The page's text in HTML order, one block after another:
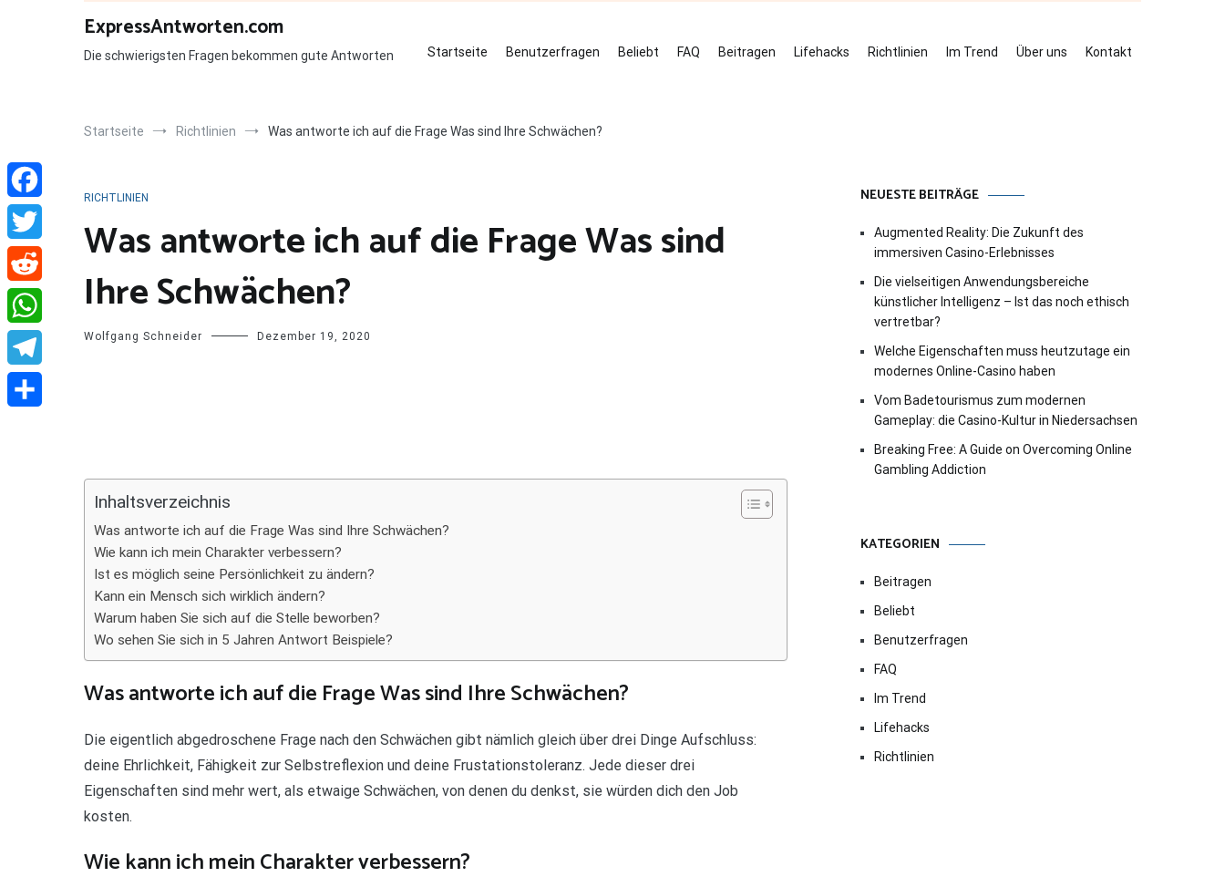
ExpressAntworten.com
Die schwierigsten Fragen bekommen gute Antworten Startseite Benutzerfragen Beliebt FAQ Beitragen Lifehacks Richtlinien Im Trend Über uns Kontakt
Startseite Richtlinien Was antworte ich auf die Frage Was sind Ihre Schwächen?
RICHTLINIEN
Was antworte ich auf die Frage Was sind
Ihre Schwächen?
Wolfgang Schneider Dezember 19, 2020
Inhaltsverzeichnis
Was antworte ich auf die Frage Was sind Ihre Schwächen?
Wie kann ich mein Charakter verbessern?
Ist es möglich seine Persönlichkeit zu ändern?
Kann ein Mensch sich wirklich ändern?
Warum haben Sie sich auf die Stelle beworben?
Wo sehen Sie sich in 5 Jahren Antwort Beispiele?
Was antworte ich auf die Frage Was sind Ihre Schwächen?
Die eigentlich abgedroschene Frage nach den Schwächen gibt nämlich gleich über drei Dinge Aufschluss:
deine Ehrlichkeit, Fähigkeit zur Selbstreflexion und deine Frustationstoleranz. Jede dieser drei
Eigenschaften sind mehr wert, als etwaige Schwächen, von denen du denkst, sie würden dich den Job
kosten.
Wie kann ich mein Charakter verbessern?
NEUESTE BEITRÄGE
Augmented Reality: Die Zukunft des
immersiven Casino-Erlebnisses
Die vielseitigen Anwendungsbereiche
künstlicher Intelligenz – Ist das noch ethisch
vertretbar?
Welche Eigenschaften muss heutzutage ein
modernes Online-Casino haben
Vom Badetourismus zum modernen
Gameplay: die Casino-Kultur in Niedersachsen
Breaking Free: A Guide on Overcoming Online
Gambling Addiction
KATEGORIEN
Beitragen
Beliebt
Benutzerfragen
FAQ
Im Trend
Lifehacks
Richtlinien
Facebook
Twitter
Reddit
WhatsApp
Telegram